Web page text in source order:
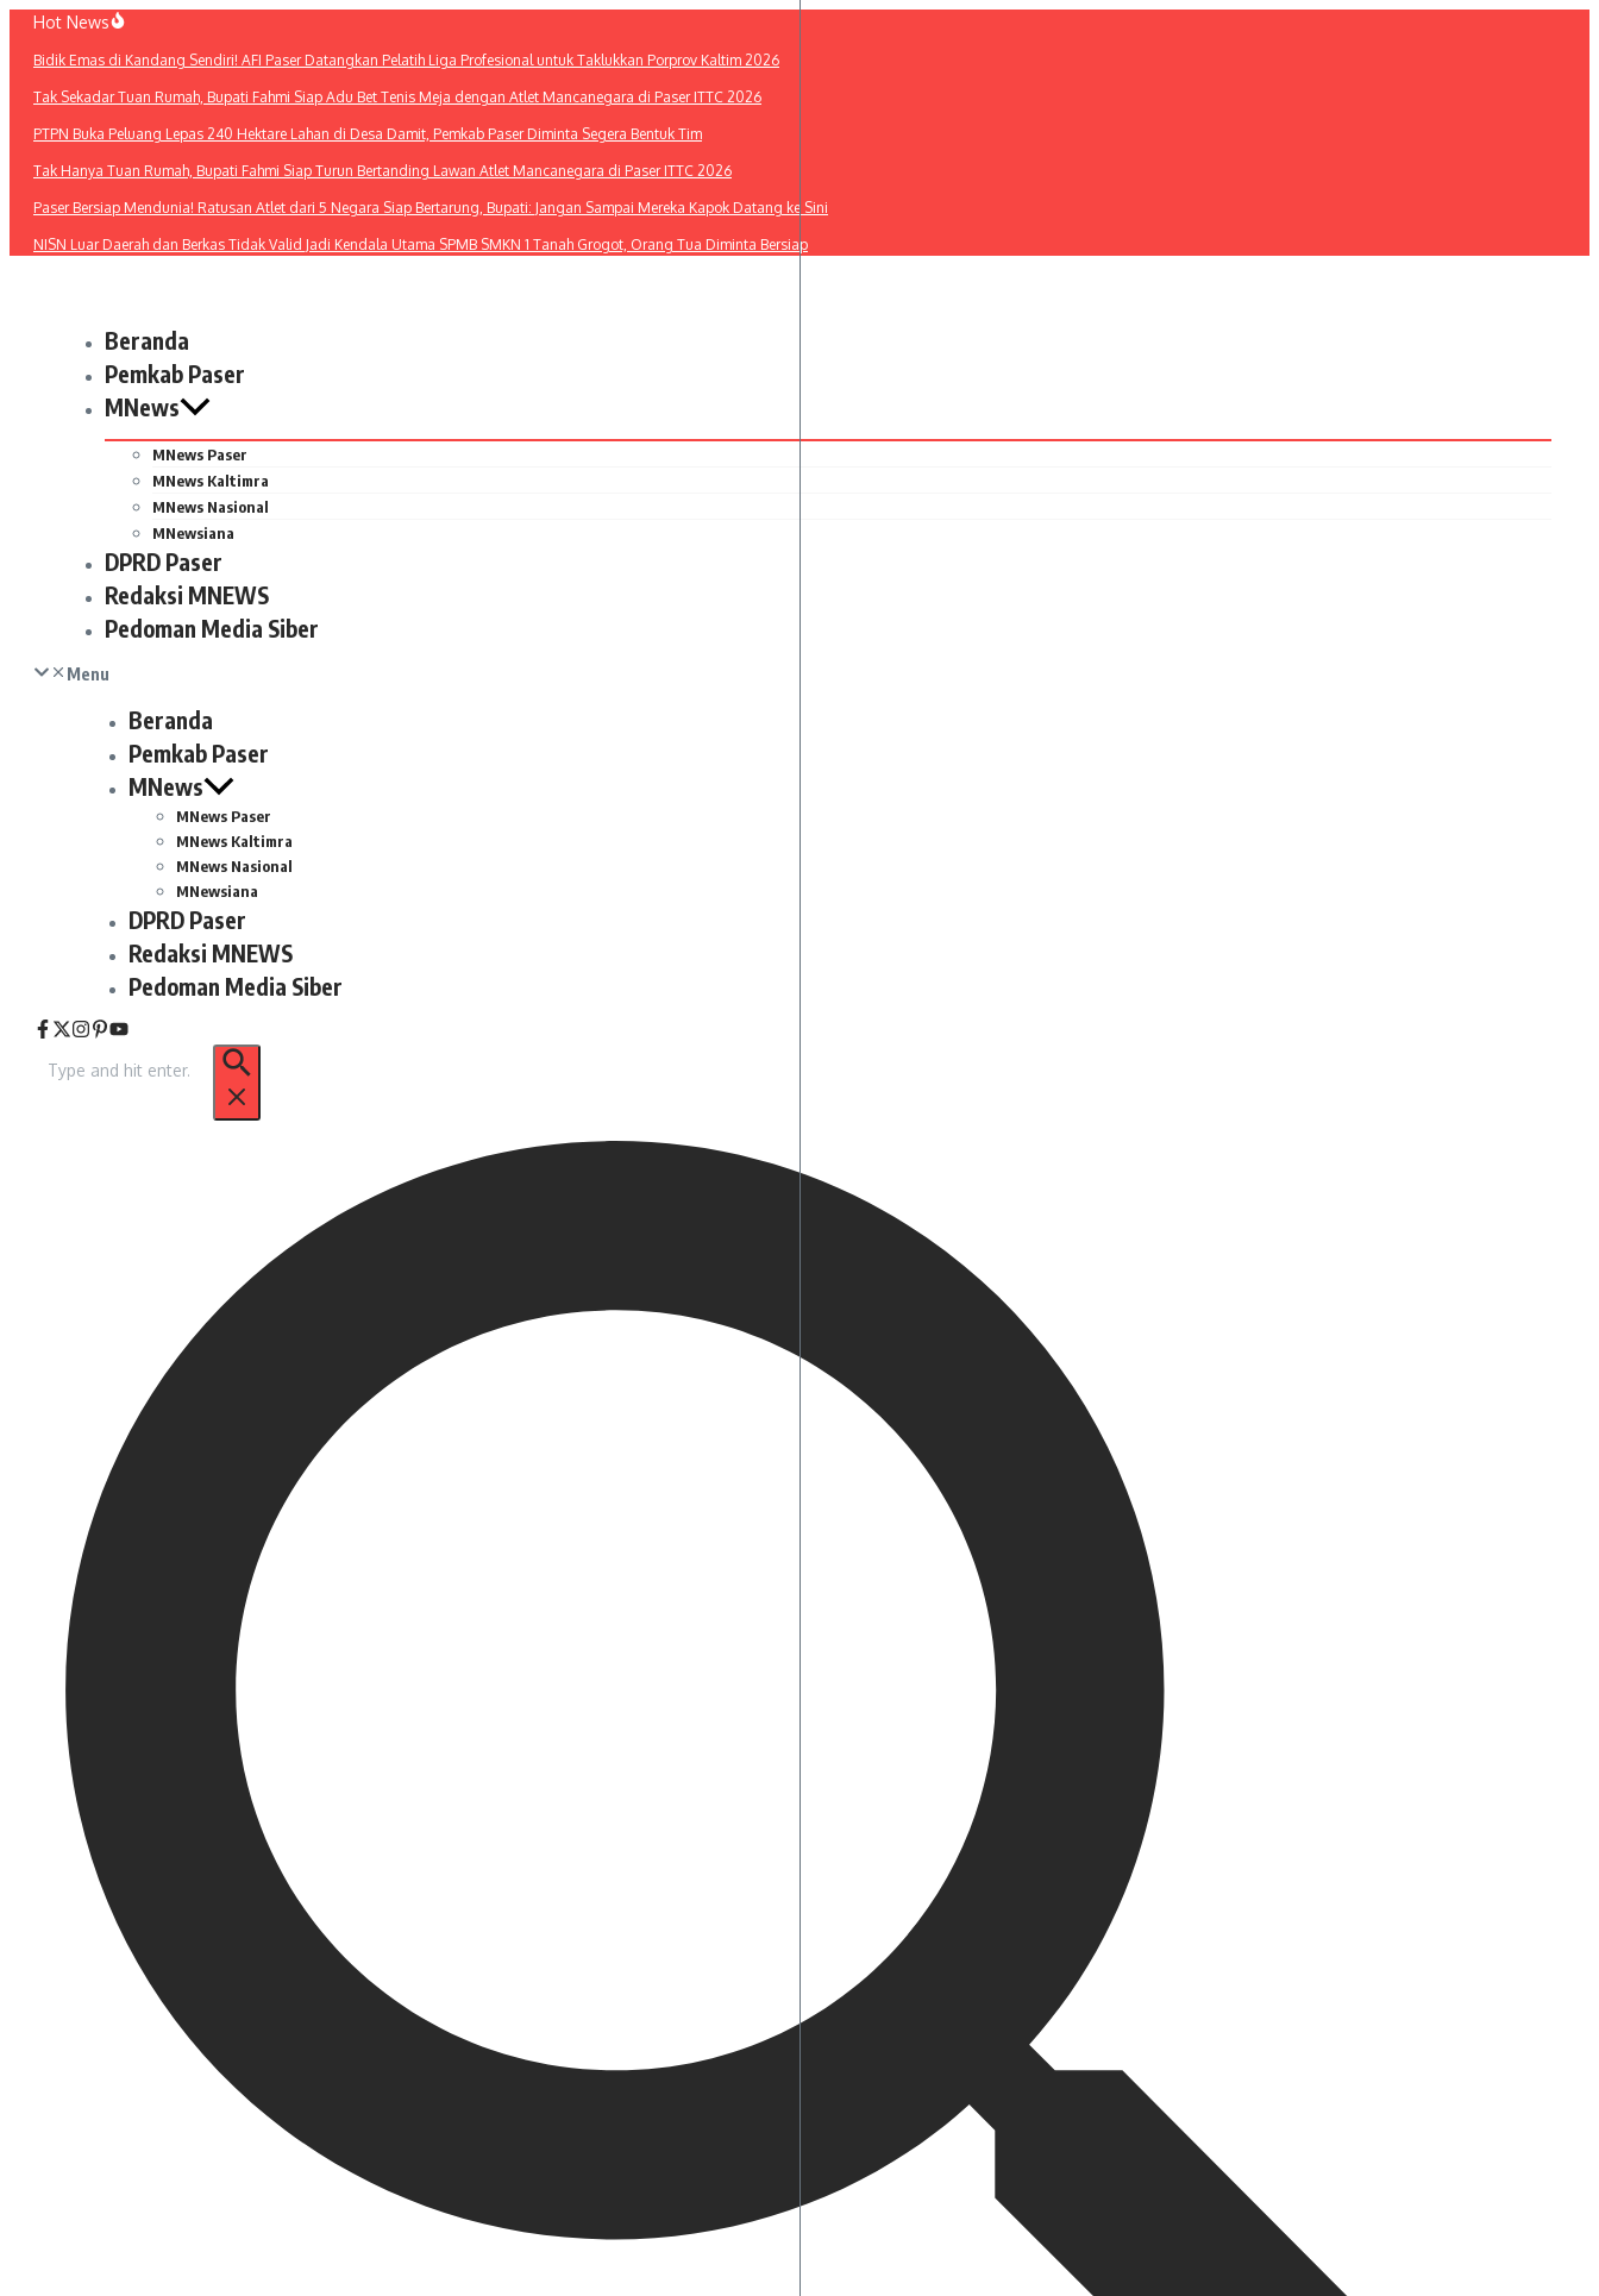
Lewati
konten
Hot News
Bidik Emas di Kandang Sendiri! AFI Paser Datangkan Pelatih Liga Profesional untuk Taklukkan Porprov Kaltim 2026
Tak Sekadar Tuan Rumah, Bupati Fahmi Siap Adu Bet Tenis Meja dengan Atlet Mancanegara di Paser ITTC 2026
PTPN Buka Peluang Lepas 240 Hektare Lahan di Desa Damit, Pemkab Paser Diminta Segera Bentuk Tim
Tak Hanya Tuan Rumah, Bupati Fahmi Siap Turun Bertanding Lawan Atlet Mancanegara di Paser ITTC 2026
Paser Bersiap Mendunia! Ratusan Atlet dari 5 Negara Siap Bertarung, Bupati: Jangan Sampai Mereka Kapok Datang ke Sini
NISN Luar Daerah dan Berkas Tidak Valid Jadi Kendala Utama SPMB SMKN 1 Tanah Grogot, Orang Tua Diminta Bersiap
Beranda
Pemkab Paser
MNews
MNews Paser
MNews Kaltimra
MNews Nasional
MNewsiana
DPRD Paser
Redaksi MNEWS
Pedoman Media Siber
Menu
Beranda
Pemkab Paser
MNews
MNews Paser
MNews Kaltimra
MNews Nasional
MNewsiana
DPRD Paser
Redaksi MNEWS
Pedoman Media Siber
untuk: